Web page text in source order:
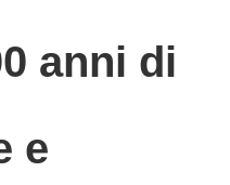
anni di
e